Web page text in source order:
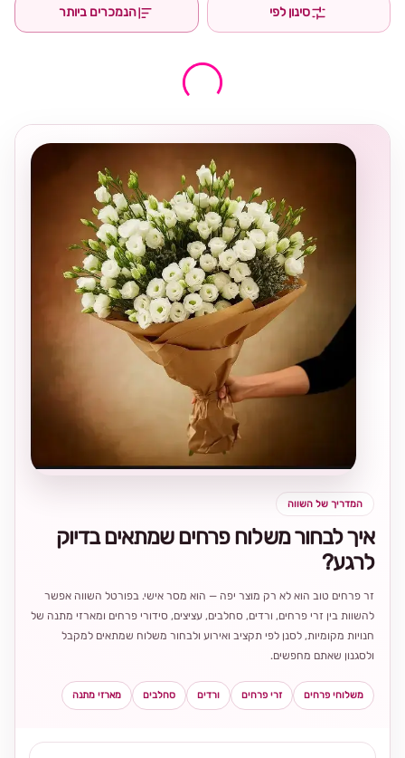
סינון לפי הנמכרים ביותר
המדריך של השווה
איך לבחור משלוח פרחים שמתאים בדיוק
לרגע?
זר פרחים טוב הוא לא רק מוצר יפה — הוא מסר אישי. בפורטל השווה אפשר
להשוות בין זרי פרחים, ורדים, סחלבים, עציצים, סידורי פרחים ומארזי מתנה של
חנויות מקומיות, לסנן לפי תקציב ואירוע ולבחור משלוח שמתאים למקבל
ולסגנון שאתם מחפשים.
משלוחי פרחים זרי פרחים ורדים סחלבים מארזי מתנה